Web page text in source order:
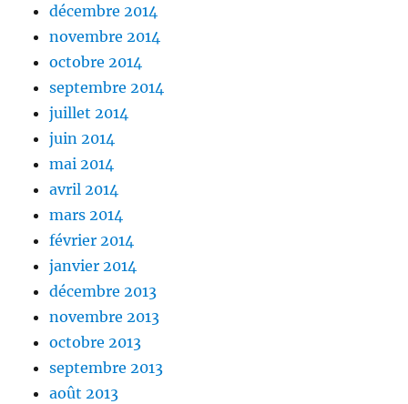
décembre 2014
novembre 2014
octobre 2014
septembre 2014
juillet 2014
juin 2014
mai 2014
avril 2014
mars 2014
février 2014
janvier 2014
décembre 2013
novembre 2013
octobre 2013
septembre 2013
août 2013